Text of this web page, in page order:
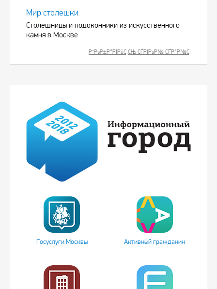
Мир столешки
Столешницы и подоконники из искусственного
камня в Москве
Р”РѕР±Р°РІРёС‚СЊ СЃРІРѕР№ СЃР°Р№С‚
Госуслуги Москвы Активный гражданин